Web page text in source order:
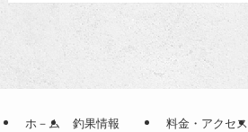
ホ－ム
釣果情報
料金・アクセス